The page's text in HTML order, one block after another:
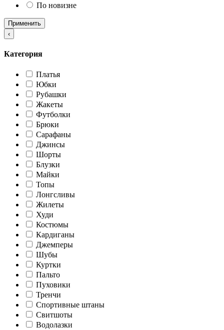
По новизне
Применить
‹
Категория
Платья
Юбки
Рубашки
Жакеты
Футболки
Брюки
Сарафаны
Джинсы
Шорты
Блузки
Майки
Топы
Лонгсливы
Жилеты
Худи
Костюмы
Кардиганы
Джемперы
Шубы
Куртки
Пальто
Пуховики
Тренчи
Спортивные штаны
Свитшоты
Водолазки